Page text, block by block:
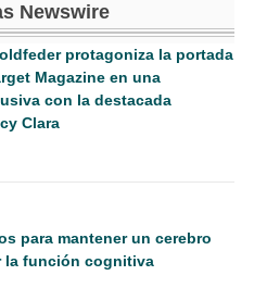
Newswire
protagoniza la portada
Magazine en una
con la destacada
Clara
para mantener un cerebro
la función cognitiva